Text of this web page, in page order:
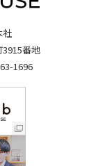
社
番地
1696